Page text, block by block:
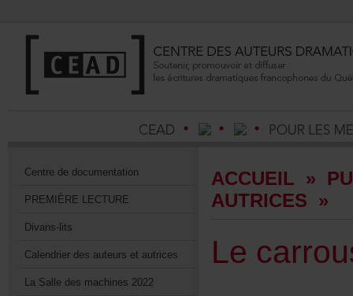
Centrededocumentation
PREMIÈRELECTURE
Divans-lits
Calendrierdesauteursetautrices
LaSalledesmachines2022
ACCUEIL »
AUTRICES »